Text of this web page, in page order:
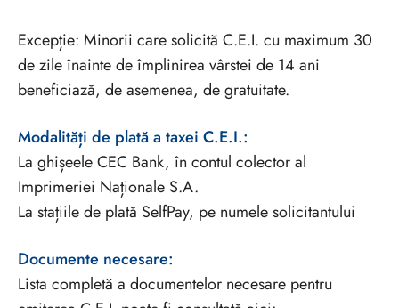
Excepție: Minorii care solicită C.E.I. cu maximum 30
de zile înainte de împlinirea vârstei de 14 ani
beneficiază, de asemenea, de gratuitate.
Modalități de plată a taxei C.E.I.:
La ghișeele CEC Bank, în contul colector al
Imprimeriei Naționale S.A.
La stațiile de plată SelfPay, pe numele solicitantului
Documente necesare:
Lista completă a documentelor necesare pentru